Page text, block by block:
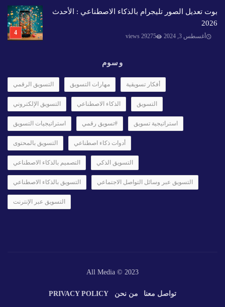
بوت تعديل الصور تليجرام بالذكاء الاصطناعي : الأحدث
2026
أغسطس 3, 2024 29275 views
وسوم
التسويق الرقمي مهارات التسويق أفكار تسويقية
التسويق الإلكتروني الذكاء الاصطناعي التسويق
استراتيجيات التسويق #تسويق رقمي استراتيجية تسويق
التسويق بالمحتوى أدوات ذكاء اصطناعي
التصميم بالذكاء الاصطناعي التسويق الذكي
التسويق بالذكاء الاصطناعي التسويق عبر وسائل التواصل الاجتماعي
التسويق عبر الإنترنت
All Media © 2023
تواصل معنا من نحن PRIVACY POLICY